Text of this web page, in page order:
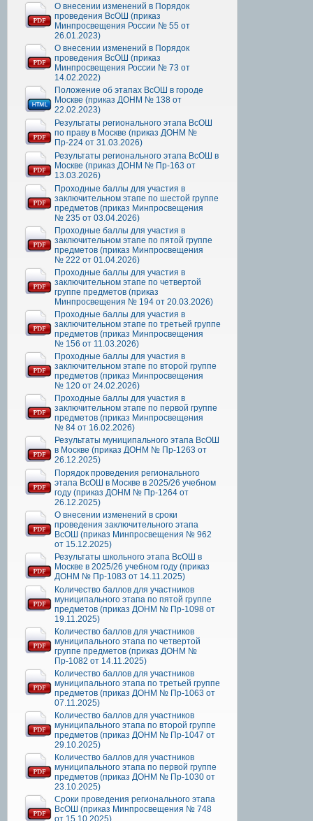
О внесении изменений в Порядок
проведения ВсОШ (приказ
Минпросвещения России № 55 от
26.01.2023)
О внесении изменений в Порядок
проведения ВсОШ (приказ
Минпросвещения России № 73 от
14.02.2022)
Положение об этапах ВсОШ в городе
Москве (приказ ДОНМ № 138 от
22.02.2023)
Результаты регионального этапа ВсОШ
по праву в Москве (приказ ДОНМ №
Пр-224 от 31.03.2026)
Результаты регионального этапа ВсОШ в
Москве (приказ ДОНМ № Пр-163 от
13.03.2026)
Проходные баллы для участия в
заключительном этапе по шестой группе
предметов (приказ Минпросвещения
№ 235 от 03.04.2026)
Проходные баллы для участия в
заключительном этапе по пятой группе
предметов (приказ Минпросвещения
№ 222 от 01.04.2026)
Проходные баллы для участия в
заключительном этапе по четвертой
группе предметов (приказ
Минпросвещения № 194 от 20.03.2026)
Проходные баллы для участия в
заключительном этапе по третьей группе
предметов (приказ Минпросвещения
№ 156 от 11.03.2026)
Проходные баллы для участия в
заключительном этапе по второй группе
предметов (приказ Минпросвещения
№ 120 от 24.02.2026)
Проходные баллы для участия в
заключительном этапе по первой группе
предметов (приказ Минпросвещения
№ 84 от 16.02.2026)
Результаты муниципального этапа ВсОШ
в Москве (приказ ДОНМ № Пр-1263 от
26.12.2025)
Порядок проведения регионального
этапа ВсОШ в Москве в 2025/26 учебном
году (приказ ДОНМ № Пр-1264 от
26.12.2025)
О внесении изменений в сроки
проведения заключительного этапа
ВсОШ (приказ Минпросвещения № 962
от 15.12.2025)
Результаты школьного этапа ВсОШ в
Москве в 2025/26 учебном году (приказ
ДОНМ № Пр-1083 от 14.11.2025)
Количество баллов для участников
муниципального этапа по пятой группе
предметов (приказ ДОНМ № Пр-1098 от
19.11.2025)
Количество баллов для участников
муниципального этапа по четвертой
группе предметов (приказ ДОНМ №
Пр-1082 от 14.11.2025)
Количество баллов для участников
муниципального этапа по третьей группе
предметов (приказ ДОНМ № Пр-1063 от
07.11.2025)
Количество баллов для участников
муниципального этапа по второй группе
предметов (приказ ДОНМ № Пр-1047 от
29.10.2025)
Количество баллов для участников
муниципального этапа по первой группе
предметов (приказ ДОНМ № Пр-1030 от
23.10.2025)
Сроки проведения регионального этапа
ВсОШ (приказ Минпросвещения № 748
от 15.10.2025)